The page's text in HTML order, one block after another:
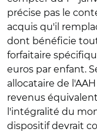
précise pas le
acquis qu'il
dont bénéficie
forfaitaire
euros par enfant.
allocataire de
revenus
l'intégralité du
dispositif devrait